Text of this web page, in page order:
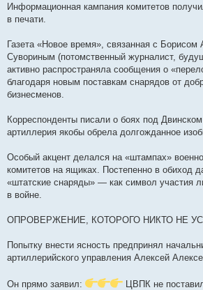
Информационная кампания комитетов
в печати.
Газета «Новое время», связанная с Борисом
Сувориным (потомственный журналист,
активно распространяла сообщения о
благодаря новым поставкам снарядов от
бизнесменов.
Корреспонденты писали о боях под
артиллерия якобы обрела долгожданное
Особый акцент делался на «штампах»
комитетов на ящиках. Постепенно в обиход
«штатские снаряды» — как символ участия
в войне.
ОПРОВЕРЖЕНИЕ, КОТОРОГО НИКТО НЕ
Попытку внести ясность предпринял
артиллерийского управления Алексей
Он прямо заявил:
ЦВПК не